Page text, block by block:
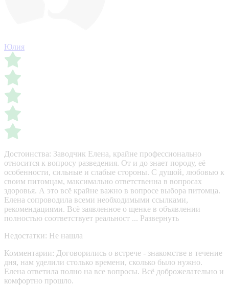
Юлия
Достоинства: Заводчик Елена, крайне профессионально
относится к вопросу разведения. От и до знает породу, её
особенности, сильные и слабые стороны. С душой, любовью к
своим питомцам, максимально ответственна в вопросах
здоровья. А это всё крайне важно в вопросе выбора питомца.
Елена сопроводила всеми необходимыми ссылками,
рекомендациями. Всё заявленное о щенке в объявлении
полностью соответствует реальност ... Развернуть
Недостатки: Не нашла
Комментарии: Договорились о встрече - знакомстве в течение
дня, нам уделили столько времени, сколько было нужно.
Елена ответила полно на все вопросы. Всё доброжелательно и
комфортно прошло.